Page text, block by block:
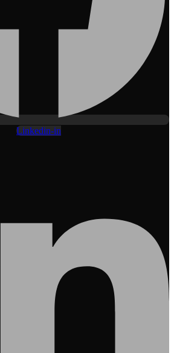
Linkedin-in